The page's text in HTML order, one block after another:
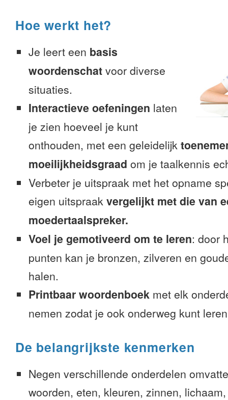
Hoe werkt het?
Je leert een basis
woordenschat voor diverse
situaties.
Interactieve oefeningen laten
je zien hoeveel je kunt
onthouden, met een geleidelijk
moeilijkheidsgraad om je taalkennis
Verbeter je uitspraak met het opname
eigen uitspraak vergelijkt met die van
moedertaalspreker.
Voel je gemotiveerd om te leren: door
punten kan je bronzen, zilveren en
halen.
Printbaar woordenboek met elk
nemen zodat je ook onderweg kunt
De belangrijkste kenmerken
Negen verschillende onderdelen
woorden, eten, kleuren, zinnen,